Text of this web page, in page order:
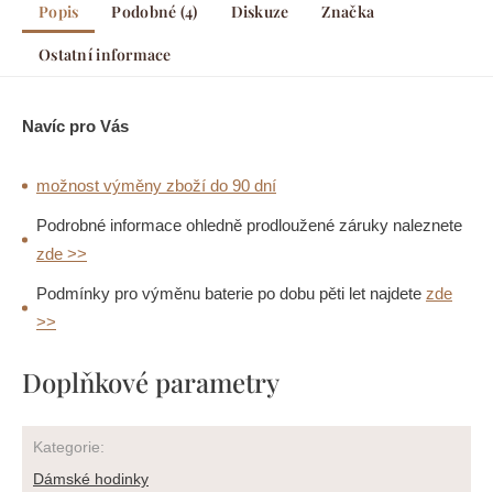
Popis Podobné (4) Diskuze Značka
Ostatní informace
Navíc pro Vás
možnost výměny zboží do 90 dní
Podrobné informace ohledně prodloužené záruky naleznete
zde >>
Podmínky pro výměnu baterie po dobu pěti let najdete zde
>>
Doplňkové parametry
Kategorie:
Dámské hodinky